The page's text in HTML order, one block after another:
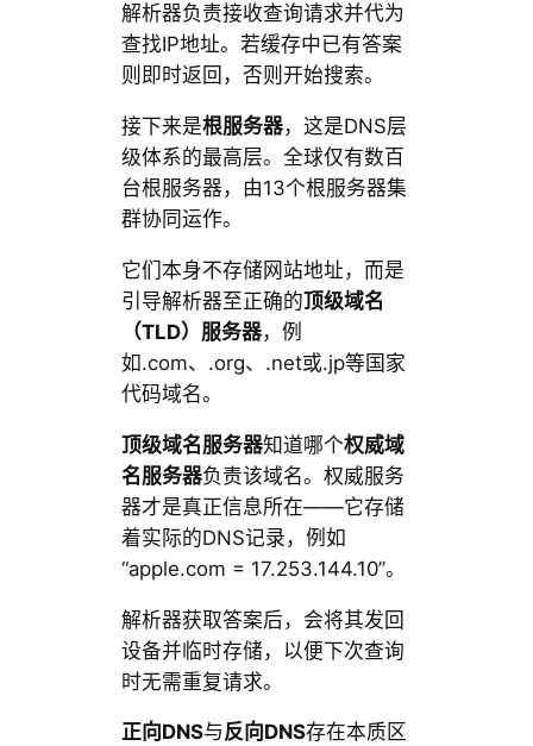
解析器负责接收查询请求并代为
查找IP地址。若缓存中已有答案
则即时返回，否则开始搜索。
接下来是根服务器，这是DNS层
级体系的最高层。全球仅有数百
台根服务器，由13个根服务器集
群协同运作。
它们本身不存储网站地址，而是
引导解析器至正确的顶级域名
（TLD）服务器，例
如.com、.org、.net或.jp等国家
代码域名。
顶级域名服务器知道哪个权威域
名服务器负责该域名。权威服务
器才是真正信息所在——它存储
着实际的DNS记录，例如
“apple.com = 17.253.144.10”。
解析器获取答案后，会将其发回
设备并临时存储，以便下次查询
时无需重复请求。
正向DNS与反向DNS存在本质区